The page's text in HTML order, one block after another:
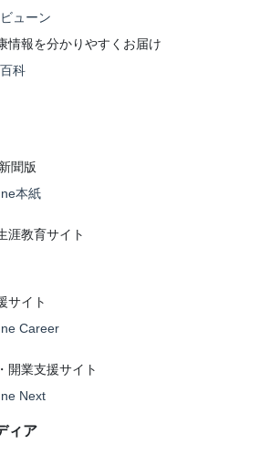
ューン
情報を分かりやすくお届け
科
聞版
本紙
涯教育サイト
サイト
Career
開業支援サイト
Next
ィア